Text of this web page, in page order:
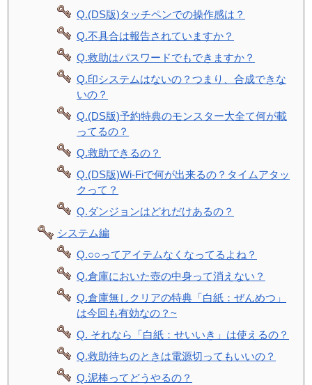
Q.(DS版)タッチペンでの操作感は？
Q.不具合は報告されていますか？
Q.救助はパスワードでもできますか？
Q.印システムはないの？つまり、合成できな
いの？
Q.(DS版)予約特典のモンスター大全て何が載
ってるの？
Q.救助できるの？
Q.(DS版)Wi-Fiで何が出来るの？タイムアタッ
クって？
Q.ダンジョンはどれだけあるの？
システム編
Q.○○ってアイテムなくなってるよね？
Q.倉庫においた壺の中身って消えない？
Q.倉庫無しクリアの特典「白紙：ぜんめつ」
は今回も有効なの？~
Q. それなら「白紙：せいいき」は使えるの？
Q.救助待ちのときは電源切ってもいいの？
Q.泥棒ってどうやるの？